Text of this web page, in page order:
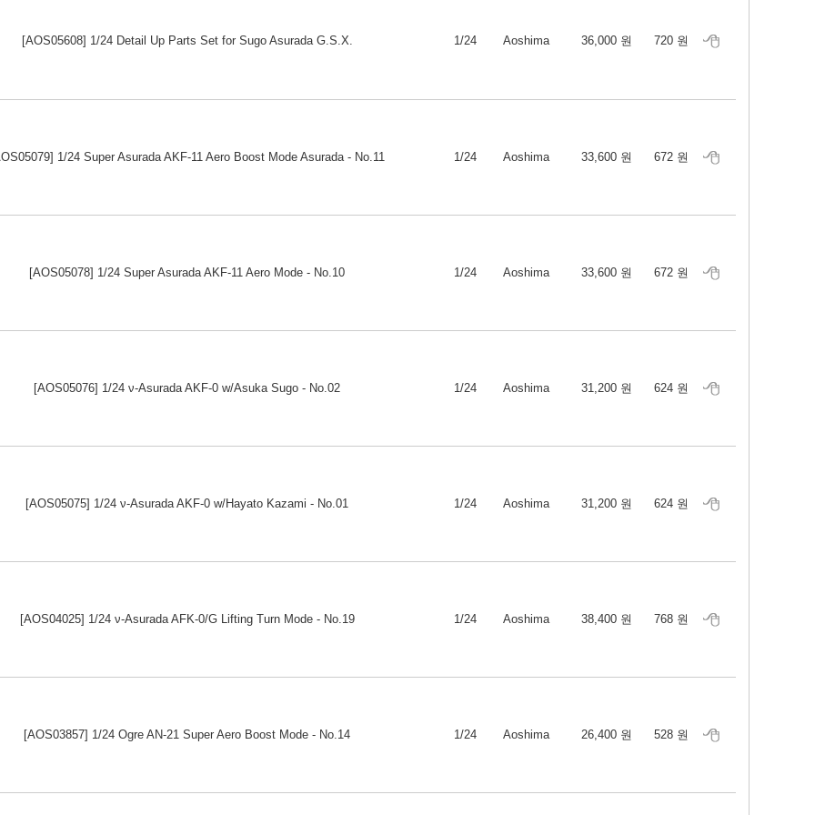
[AOS05608] 1/24 Detail Up Parts Set for Sugo Asurada G.S.X. 1/24 Aoshima 36,000 원 720 원
1/24 Super Asurada AKF-11 Aero Boost Mode Asurada - No.11 1/24 Aoshima 33,600 원 672 원
[AOS05078] 1/24 Super Asurada AKF-11 Aero Mode - No.10 1/24 Aoshima 33,600 원 672 원
[AOS05076] 1/24 ν-Asurada AKF-0 w/Asuka Sugo - No.02 1/24 Aoshima 31,200 원 624 원
[AOS05075] 1/24 ν-Asurada AKF-0 w/Hayato Kazami - No.01 1/24 Aoshima 31,200 원 624 원
[AOS04025] 1/24 ν-Asurada AFK-0/G Lifting Turn Mode - No.19 1/24 Aoshima 38,400 원 768 원
[AOS03857] 1/24 Ogre AN-21 Super Aero Boost Mode - No.14 1/24 Aoshima 26,400 원 528 원